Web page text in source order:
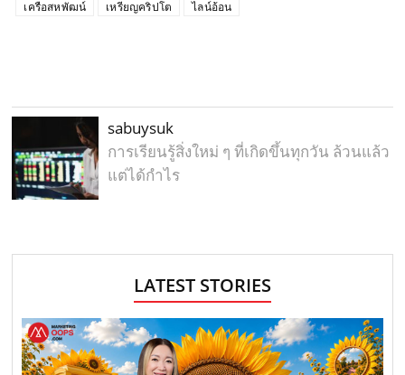
เครือสหพัฒน์
เหรียญคริปโต ไลน์อ้อน
sabuysuk
การเรียนรู้สิ่งใหม่ ๆ ที่เกิดขึ้นทุกวัน ล้วนแล้ว
แต่ได้กำไร
LATEST STORIES